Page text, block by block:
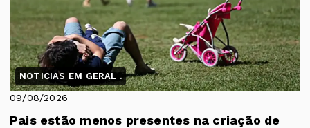
NOTICIAS EM GERAL .
09/08/2026
Pais estão menos presentes na criação de